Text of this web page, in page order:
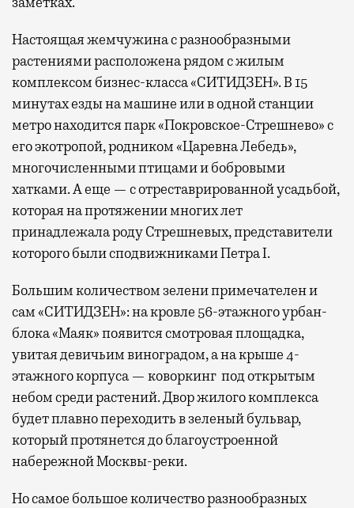
Настоящая жемчужина с разнообразными
растениями расположена рядом с жилым
комплексом бизнес-класса «СИТИДЗЕН». В 15
минутах езды на машине или в одной станции
метро находится парк «Покровское-Стрешнево» с
его экотропой, родником «Царевна Лебедь»,
многочисленными птицами и бобровыми
хатками. А еще — с отреставрированной усадьбой,
которая на протяжении многих лет
принадлежала роду Стрешневых, представители
которого были сподвижниками Петра I.
Большим количеством зелени примечателен и
сам «СИТИДЗЕН»: на кровле 56-этажного урбан-
блока «Маяк» появится смотровая площадка,
увитая девичьим виноградом, а на крыше 4-
этажного корпуса — коворкинг под открытым
небом среди растений. Двор жилого комплекса
будет плавно переходить в зеленый бульвар,
который протянется до благоустроенной
набережной Москвы-реки.
Но самое большое количество разнообразных